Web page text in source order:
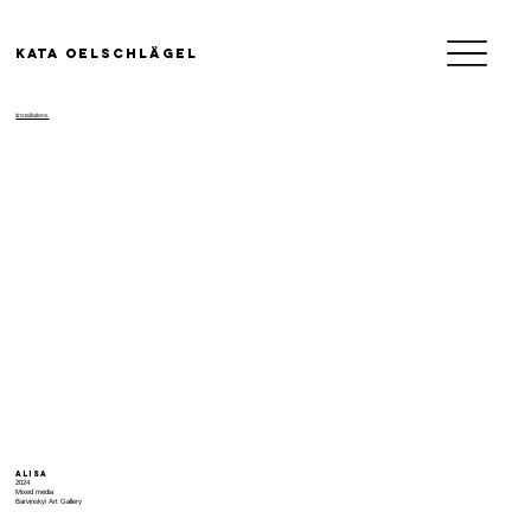
KATA OELSCHLäGEL
Alisa
2024
Mixed media
Barvinskyi Art Gallery
/Installations